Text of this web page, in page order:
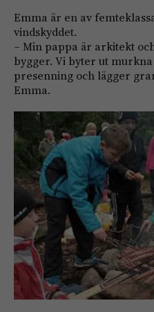
Emma är en av
vindskyddet.
– Min pappa är arkitekt
bygger. Vi byter ut
presenning och lägger
Emma.